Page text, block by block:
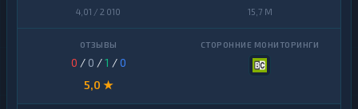
4,01 / 2 010 15,7 M
0 / 0 /1 /0
5,0 ★